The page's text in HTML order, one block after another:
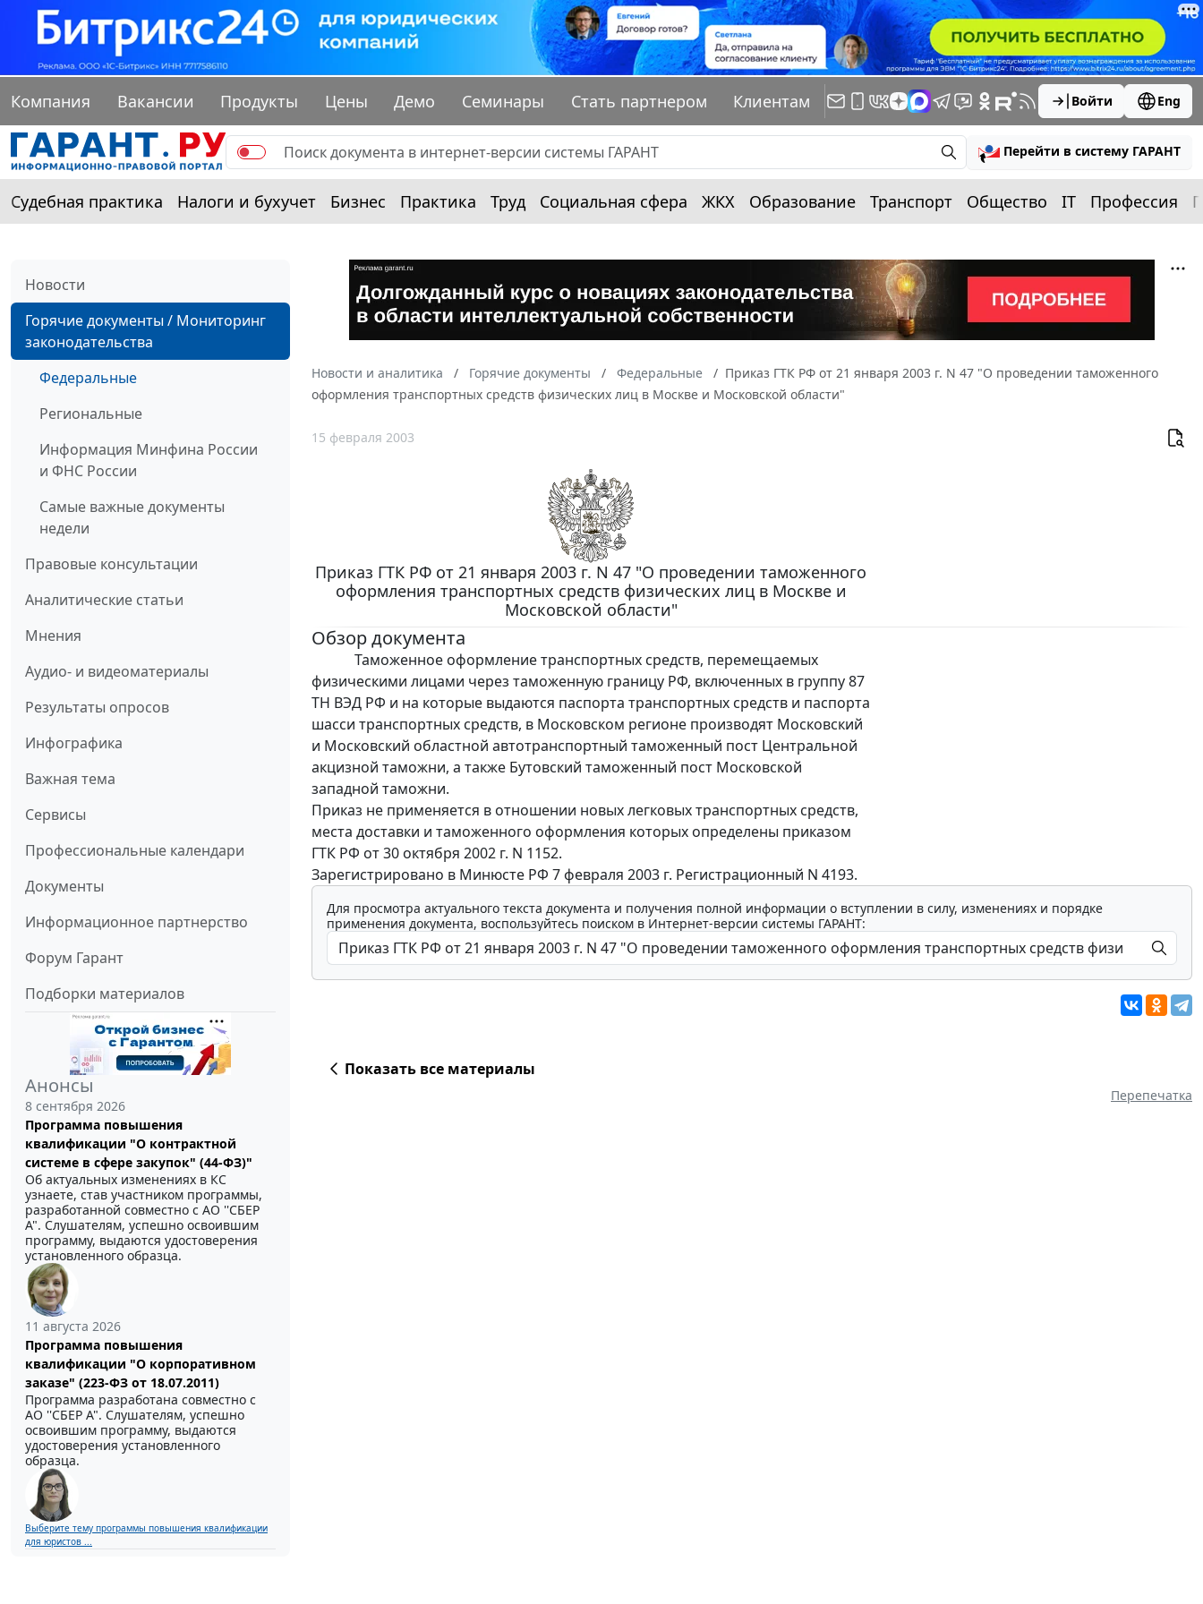
Компания Вакансии Продукты Цены Демо Семинары Стать партнером Клиентам Войти Eng
Перейти в систему ГАРАНТ
Судебная практика Налоги и бухучет Бизнес Практика Труд Социальная сфера ЖКХ Образование Транспорт Общество IT Профессия
Новости
Горячие документы / Мониторинг
законодательства
Федеральные
Региональные
Информация Минфина России
и ФНС России
Самые важные документы
недели
Правовые консультации
Аналитические статьи
Мнения
Аудио- и видеоматериалы
Результаты опросов
Инфографика
Важная тема
Сервисы
Профессиональные календари
Документы
Информационное партнерство
Форум Гарант
Подборки материалов
Анонсы
8 сентября 2026
Программа повышения
квалификации "О контрактной
системе в сфере закупок" (44-ФЗ)"
Об актуальных изменениях в КС
узнаете, став участником программы,
разработанной совместно с АО ''СБЕР
А". Слушателям, успешно освоившим
программу, выдаются удостоверения
установленного образца.
11 августа 2026
Программа повышения
квалификации "О корпоративном
заказе" (223-ФЗ от 18.07.2011)
Программа разработана совместно с
АО ''СБЕР А". Слушателям, успешно
освоившим программу, выдаются
удостоверения установленного
образца.
Выберите тему программы повышения квалификации
для юристов ...
Новости и аналитика Горячие документы Федеральные
Приказ ГТК РФ от 21 января 2003 г. N 47 "О проведении таможенного
оформления транспортных средств физических лиц в Москве и Московской области"
15 февраля 2003
Приказ ГТК РФ от 21 января 2003 г. N 47 "О проведении таможенного
оформления транспортных средств физических лиц в Москве и
Московской области"
Обзор документа
Таможенное оформление транспортных средств, перемещаемых
физическими лицами через таможенную границу РФ, включенных в группу 87
ТН ВЭД РФ и на которые выдаются паспорта транспортных средств и паспорта
шасси транспортных средств, в Московском регионе производят Московский
и Московский областной автотранспортный таможенный пост Центральной
акцизной таможни, а также Бутовский таможенный пост Московской
западной таможни.
Приказ не применяется в отношении новых легковых транспортных средств,
места доставки и таможенного оформления которых определены приказом
ГТК РФ от 30 октября 2002 г. N 1152.
Зарегистрировано в Минюсте РФ 7 февраля 2003 г. Регистрационный N 4193.
Для просмотра актуального текста документа и получения полной информации о вступлении в силу, изменениях и порядке
применения документа, воспользуйтесь поиском в Интернет-версии системы ГАРАНТ:
Показать все материалы
Перепечатка